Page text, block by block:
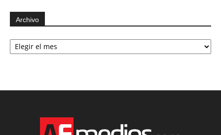
Archivo
Archivo